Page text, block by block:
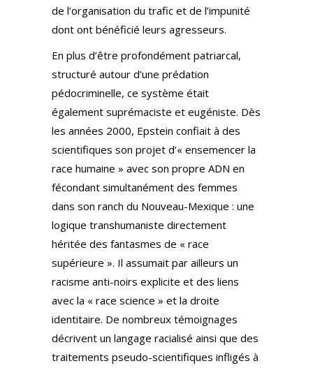
de l’organisation du trafic et de l’impunité
dont ont bénéficié leurs agresseurs.
En plus d’être profondément patriarcal,
structuré autour d’une prédation
pédocriminelle, ce système était
également suprémaciste et eugéniste. Dès
les années 2000, Epstein confiait à des
scientifiques son projet d’« ensemencer la
race humaine » avec son propre ADN en
fécondant simultanément des femmes
dans son ranch du Nouveau-Mexique : une
logique transhumaniste directement
héritée des fantasmes de « race
supérieure ». Il assumait par ailleurs un
racisme anti-noirs explicite et des liens
avec la « race science » et la droite
identitaire. De nombreux témoignages
décrivent un langage racialisé ainsi que des
traitements pseudo-scientifiques infligés à